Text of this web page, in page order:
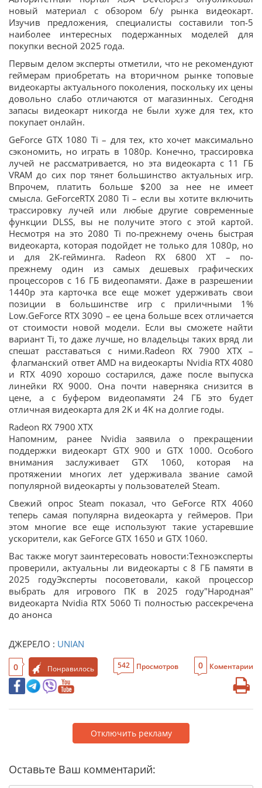
новый материал с обзором б/у рынка видеокарт.
Изучив предложения, специалисты составили топ-5
наиболее интересных подержанных моделей для
покупки весной 2025 года.
Первым делом эксперты отметили, что не рекомендуют
геймерам приобретать на вторичном рынке топовые
видеокарты актуального поколения, поскольку их цены
довольно слабо отличаются от магазинных. Сегодня
запасы видеокарт никогда не были хуже для тех, кто
покупает онлайн.
GeForce GTX 1080 Ti – для тех, кто хочет максимально
сэкономить, но играть в 1080p. Конечно, трассировка
лучей не рассматривается, но эта видеокарта с 11 ГБ
VRAM до сих пор тянет большинство актуальных игр.
Впрочем, платить больше $200 за нее не имеет
смысла. GeForceRTX 2080 Ti – если вы хотите включить
трассировку лучей или любые другие современные
функции DLSS, вы не получите этого с этой картой.
Несмотря на это 2080 Ti по-прежнему очень быстрая
видеокарта, которая подойдет не только для 1080p, но
и для 2К-гейминга. Radeon RX 6800 XT – по-
прежнему один из самых дешевых графических
процессоров с 16 ГБ видеопамяти. Даже в разрешении
1440p эта карточка все еще может удерживать свои
позиции в большинстве игр с приличными 1%
Low.GeForce RTX 3090 – ее цена больше всех отличается
от стоимости новой модели. Если вы сможете найти
вариант Ti, то даже лучше, но владельцы таких вряд ли
спешат расставаться с ними.Radeon RX 7900 XTX –
флагманский ответ AMD на видеокарты Nvidia RTX 4080
и RTX 4090 хорошо состарился, даже после выпуска
линейки RX 9000. Она почти наверняка снизится в
цене, а с буфером видеопамяти 24 ГБ это будет
отличная видеокарта для 2K и 4K на долгие годы.
Radeon RX 7900 XTX
Напомним, ранее Nvidia заявила о прекращении
поддержки видеокарт GTX 900 и GTX 1000. Особого
внимания заслуживает GTX 1060, которая на
протяжении многих лет удерживала звание самой
популярной видеокарты у пользователей Steam.
Свежий опрос Steam показал, что GeForce RTX 4060
теперь самая популярна видеокарта у геймеров. При
этом многие все еще используют такие устаревшие
ускорители, как GeForce GTX 1650 и GTX 1060.
Вас также могут заинтересовать новости:Техноэксперты
проверили, актуальны ли видеокарты с 8 ГБ памяти в
2025 годуЭксперты посоветовали, какой процессор
выбрать для игрового ПК в 2025 году"Народная"
видеокарта Nvidia RTX 5060 Ti полностью рассекречена
до анонса
ДЖЕРЕЛО : UNIAN
0 Понравилось 542 Просмотров 0 Коментарии
Отключить рекламу
Оставьте Ваш комментарий: